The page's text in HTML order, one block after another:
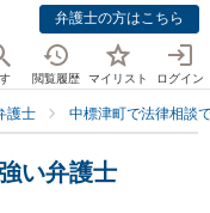
弁護士の方はこちら
閲覧履歴 マイリスト ログイン
護士 中標津町で法律相談
い弁護士